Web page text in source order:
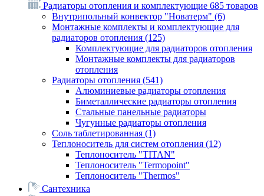
Радиаторы отопления и комплектующие 685 товаров
Внутрипольный конвектор "Новатерм" (6)
Монтажные комплекты и комплектующие для
радиаторов отопления (125)
Комплектующие для радиаторов отопления
Монтажные комплекты для радиаторов
отопления
Радиаторы отопления (541)
Алюминиевые радиаторы отопления
Биметаллические радиаторы отопления
Стальные панельные радиаторы
Чугунные радиаторы отопления
Соль таблетированная (1)
Теплоноситель для систем отопления (12)
Теплоноситель "TITAN"
Теплоноситель "Termopoint"
Теплоноситель "Thermos"
Сантехника